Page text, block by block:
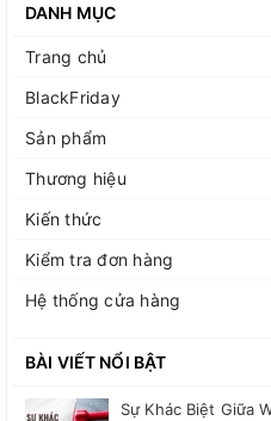
DANH MỤC
Trang chủ
BlackFriday
Sản phẩm
Thương hiệu
Kiến thức
Kiểm tra đơn hàng
Hệ thống cửa hàng
BÀI VIẾT NỔI BẬT
Sự Khác Biệt Giữa